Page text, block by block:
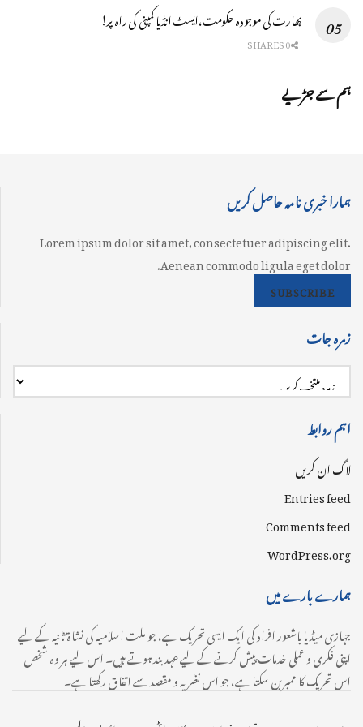
بھارت کی موجودہ حکومت،ایسٹ انڈیا کمپنی کی راہ پر!
ہم سے جڑیے
ہمارا خبری نامہ حاصل کریں
Lorem ipsum dolor sit amet, consectetuer adipiscing elit.
Aenean commodo ligula eget dolor.
SUBSCRIBE
زمرہ جات
اہم روابط
لاگ ان کریں
Entries feed
Comments feed
WordPress.org
ہمارے بارے میں
جہازی میڈیا باشعور افراد کی ایک ایسی تحریک ہے، جو ملت اسلامیہ کی نشاۃ ثانیہ کے لیے
اپنی فکری و عملی خدمات پیش کرنے کے لیے عہدبند ہوتے ہیں۔ اس لیے ہر وہ شخص
اس تحریک کا ممبر بن سکتا ہے، جو اس نظریہ و مقصد سے اتفاق رکھتا ہے۔